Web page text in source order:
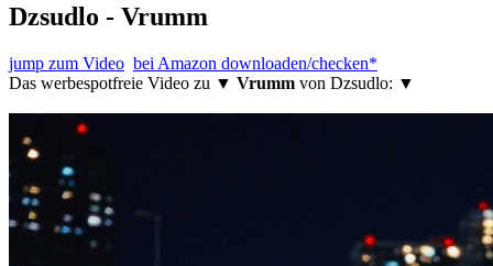
Dzsudlo - Vrumm
jump zum Video bei Amazon downloaden/checken*
Das werbespotfreie Video zu ▼ Vrumm von Dzsudlo: ▼